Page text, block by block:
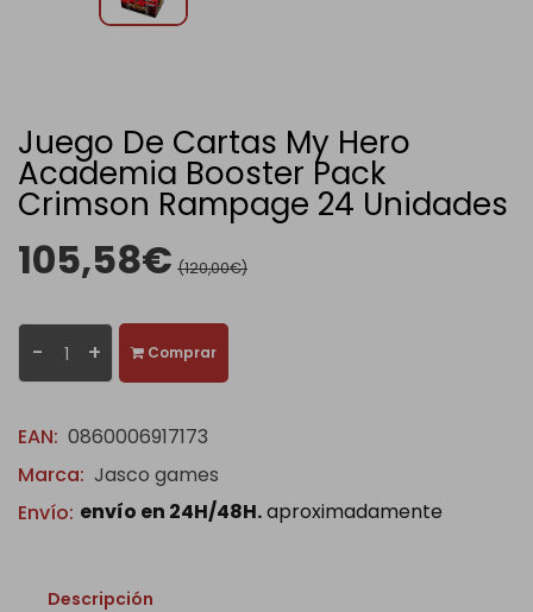
Juego De Cartas My Hero
Academia Booster Pack
Crimson Rampage 24 Unidades
105,58€ (120,00€)
- + Comprar
EAN: 0860006917173
Marca: Jasco games
Envío: envío en 24H/48H.aproximadamente
Descripción